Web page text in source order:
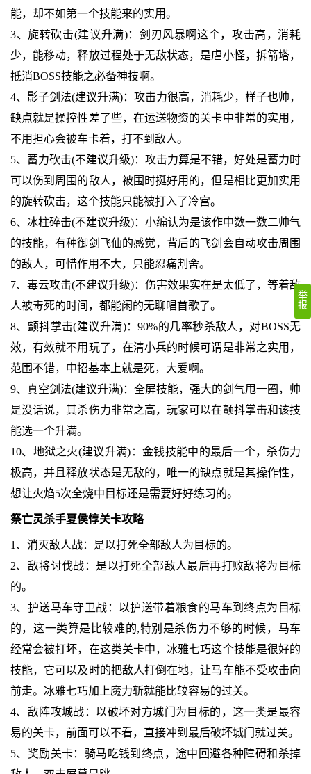
能，却不如第一个技能来的实用。
3、旋转砍击(建议升满)：剑刃风暴啊这个，攻击高，消耗
少，能移动，释放过程处于无敌状态，是虐小怪，拆箭塔，
抵消BOSS技能之必备神技啊。
4、影子剑法(建议升满)：攻击力很高，消耗少，样子也帅，
缺点就是操控性差了些，在运送物资的关卡中非常的实用，
不用担心会被车卡着，打不到敌人。
5、蓄力砍击(不建议升级)：攻击力算是不错，好处是蓄力时
可以伤到周围的敌人，被围时挺好用的，但是相比更加实用
的旋转砍击，这个技能只能被打入了冷宫。
6、冰柱碎击(不建议升级)：小编认为是该作中数一数二帅气
的技能，有种御剑飞仙的感觉，背后的飞剑会自动攻击周围
的敌人，可惜作用不大，只能忍痛割舍。
7、毒云攻击(不建议升级)：伤害效果实在是太低了，等着敌
人被毒死的时间，都能闲的无聊唱首歌了。
8、颤抖掌击(建议升满)：90%的几率秒杀敌人，对BOSS无
效，有效就不用玩了，在清小兵的时候可谓是非常之实用，
范围不错，中招基本上就是死，大爱啊。
9、真空剑法(建议升满)：全屏技能，强大的剑气甩一圈，帅
是没话说，其杀伤力非常之高，玩家可以在颤抖掌击和该技
能选一个升满。
10、地狱之火(建议升满)：金钱技能中的最后一个，杀伤力
极高，并且释放状态是无敌的，唯一的缺点就是其操作性，
想让火焰5次全烧中目标还是需要好好练习的。
祭亡灵杀手夏侯惇关卡攻略
1、消灭敌人战：是以打死全部敌人为目标的。
2、敌将讨伐战：是以打死全部敌人最后再打败敌将为目标
的。
3、护送马车守卫战：以护送带着粮食的马车到终点为目标
的，这一类算是比较难的,特别是杀伤力不够的时候，马车
经常会被打坏，在这类关卡中，冰雅七巧这个技能是很好的
技能，它可以及时的把敌人打倒在地，让马车能不受攻击向
前走。冰雅七巧加上魔力斩就能比较容易的过关。
4、敌阵攻城战：以破坏对方城门为目标的，这一类是最容
易的关卡，前面可以不看，直接冲到最后破坏城门就过关。
5、奖励关卡：骑马吃钱到终点，途中回避各种障碍和杀掉
举
报